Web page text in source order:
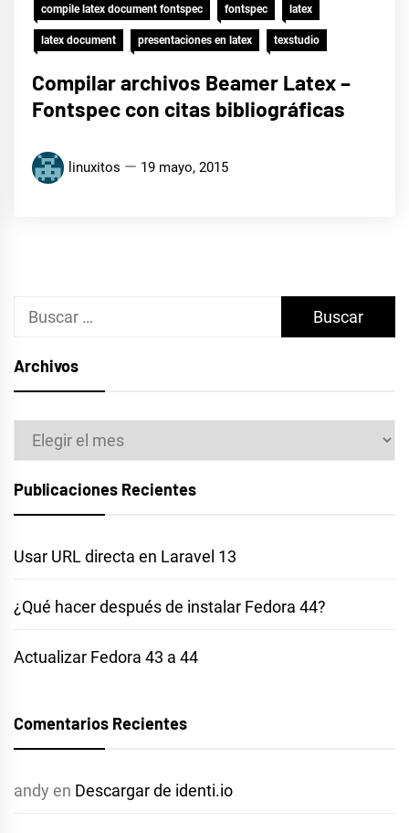
compile latex document fontspec fontspec latex
latex document presentaciones en latex texstudio
Compilar archivos Beamer Latex –
Fontspec con citas bibliográficas
linuxitos 19 mayo, 2015
Buscar:
Archivos
Archivos
Publicaciones Recientes
Usar URL directa en Laravel 13
¿Qué hacer después de instalar Fedora 44?
Actualizar Fedora 43 a 44
Comentarios Recientes
andy en Descargar de identi.io